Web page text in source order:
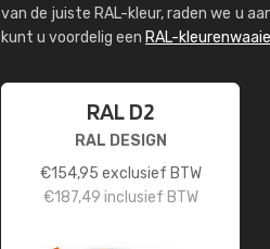
van de juiste RAL-kleur, raden we u
kunt u voordelig een RAL-
RAL D2
RAL DESIGN
€154,95 exclusief BTW
€187,49 inclusief BTW